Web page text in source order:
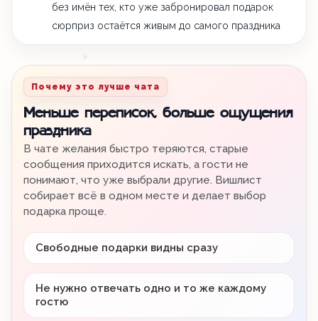
без имён тех, кто уже забронировал подарок
сюрприз остаётся живым до самого праздника
Почему это лучше чата
Меньше переписок, больше ощущения
праздника
В чате желания быстро теряются, старые
сообщения приходится искать, а гости не
понимают, что уже выбрали другие. Вишлист
собирает всё в одном месте и делает выбор
подарка проще.
Свободные подарки видны сразу
Не нужно отвечать одно и то же каждому
гостю